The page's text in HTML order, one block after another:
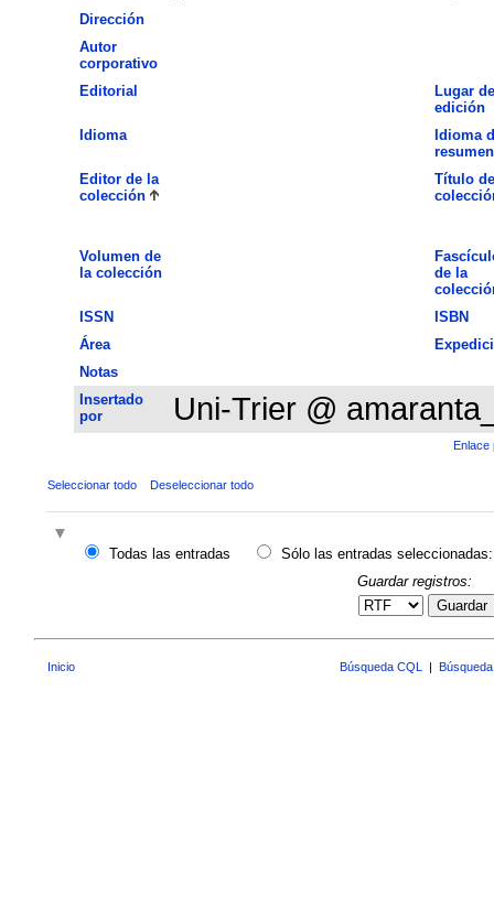
Dirección
Autor
corporativo
Editorial
Lugar de
edición
Idioma
Idioma
resumen
Editor de la
colección
Título
Volumen de
la colección
de la
ISSN
ISBN
Área
Notas
Insertado
por
Uni-Trier @
Enlace
Seleccionar todo Deseleccionar todo
Todas las entradas
Sólo las entradas seleccionadas:
Guardar registros:
Guardar
Inicio Búsqueda CQL